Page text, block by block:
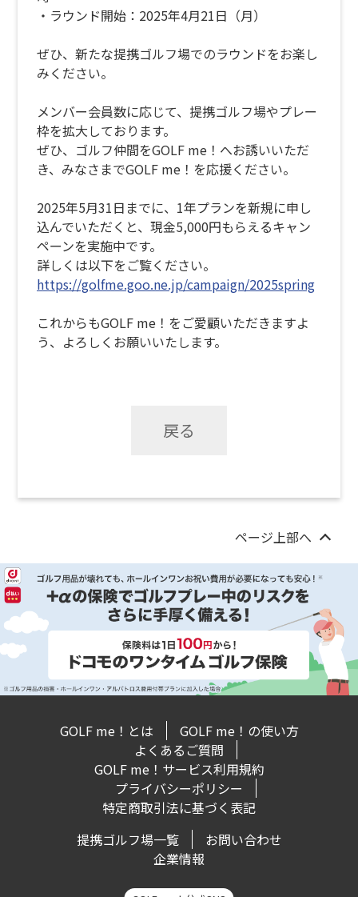
・ラウンド開始：2025年4月21日（月）
ぜひ、新たな提携ゴルフ場でのラウンドをお楽し
みください。
メンバー会員数に応じて、提携ゴルフ場やプレー
枠を拡大しております。
ぜひ、ゴルフ仲間をGOLF me！へお誘いいただ
き、みなさまでGOLF me！を応援ください。
2025年5月31日までに、1年プランを新規に申し
込んでいただくと、現金5,000円もらえるキャン
ペーンを実施中です。
詳しくは以下をご覧ください。
https://golfme.goo.ne.jp/campaign/2025spring
これからもGOLF me！をご愛顧いただきますよ
う、よろしくお願いいたします。
戻る
ページ上部へ
GOLF me！とは
GOLF me！の使い方
よくあるご質問
GOLF me！サービス利用規約
プライバシーポリシー
特定商取引法に基づく表記
提携ゴルフ場一覧
お問い合わせ
企業情報